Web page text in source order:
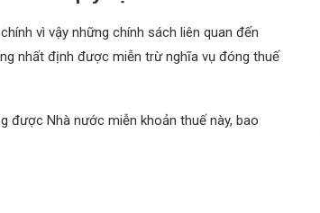
vì vậy những chính sách liên quan đến
nhất định được miễn trừ nghĩa vụ đóng thuế
Nhà nước miễn khoản thuế này, bao